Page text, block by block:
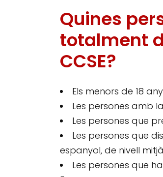
Quines
totalment
CCSE?
Els menors de 18
Les persones amb
Les persones que
Les persones que
espanyol, de nivell
Les persones que